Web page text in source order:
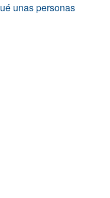
unas personas